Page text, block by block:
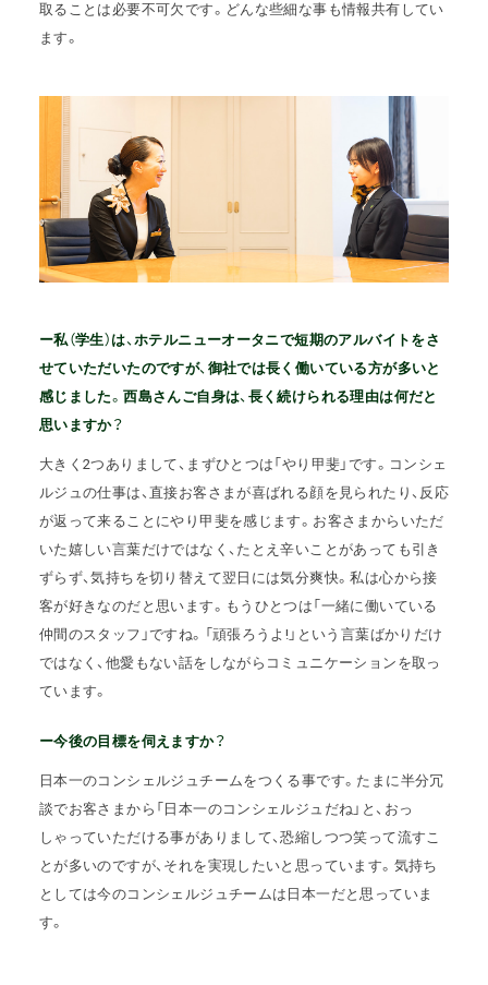
取ることは必要不可欠です。どんな些細な事も情報共有してい
ます。
ー私（学生）は、ホテルニューオータニで短期のアルバイトをさ
せていただいたのですが、御社では長く働いている方が多いと
感じました。西島さんご自身は、長く続けられる理由は何だと
思いますか？
大きく2つありまして、まずひとつは「やり甲斐」です。コンシェ
ルジュの仕事は、直接お客さまが喜ばれる顔を見られたり、反応
が返って来ることにやり甲斐を感じます。お客さまからいただ
いた嬉しい言葉だけではなく、たとえ辛いことがあっても引き
ずらず、気持ちを切り替えて翌日には気分爽快。私は心から接
客が好きなのだと思います。もうひとつは「一緒に働いている
仲間のスタッフ」ですね。「頑張ろうよ!」という言葉ばかりだけ
ではなく、他愛もない話をしながらコミュニケーションを取っ
ています。
ー今後の目標を伺えますか？
日本一のコンシェルジュチームをつくる事です。たまに半分冗
談でお客さまから「日本一のコンシェルジュだね」と、おっ
しゃっていただける事がありまして、恐縮しつつ笑って流すこ
とが多いのですが、それを実現したいと思っています。気持ち
としては今のコンシェルジュチームは日本一だと思っていま
す。